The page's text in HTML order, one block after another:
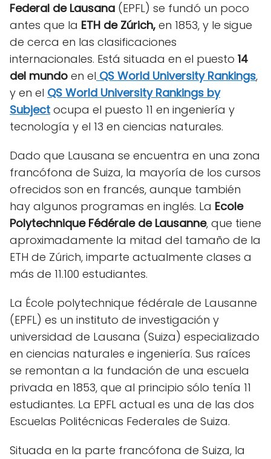
Federal de Lausana (EPFL) se fundó un poco
antes que la ETH de Zúrich, en 1853, y le sigue
de cerca en las clasificaciones
internacionales. Está situada en el puesto 14
del mundo en el QS World University Rankings,
y en el QS World University Rankings by
Subject ocupa el puesto 11 en ingeniería y
tecnología y el 13 en ciencias naturales.
Dado que Lausana se encuentra en una zona
francófona de Suiza, la mayoría de los cursos
ofrecidos son en francés, aunque también
hay algunos programas en inglés. La Ecole
Polytechnique Fédérale de Lausanne, que tiene
aproximadamente la mitad del tamaño de la
ETH de Zúrich, imparte actualmente clases a
más de 11.100 estudiantes.
La École polytechnique fédérale de Lausanne
(EPFL) es un instituto de investigación y
universidad de Lausana (Suiza) especializado
en ciencias naturales e ingeniería. Sus raíces
se remontan a la fundación de una escuela
privada en 1853, que al principio sólo tenía 11
estudiantes. La EPFL actual es una de las dos
Escuelas Politécnicas Federales de Suiza.
Situada en la parte francófona de Suiza, la